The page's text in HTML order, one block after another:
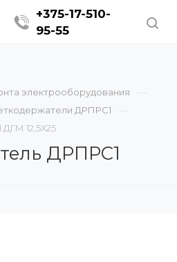
+375-17-510-
95-55
электрооборудования
ДРПРС1
12,5Х25
ДРПРС1